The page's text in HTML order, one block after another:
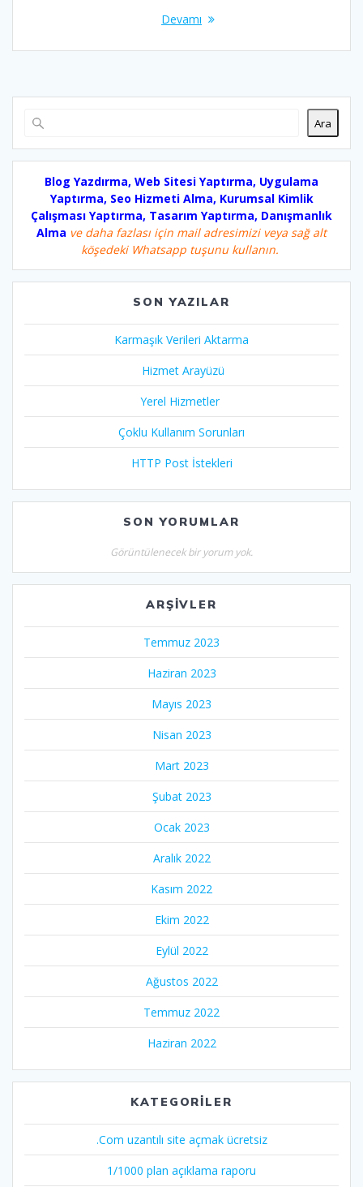
Devamı
Ara
Blog Yazdırma, Web Sitesi Yaptırma, Uygulama
Yaptırma, Seo Hizmeti Alma, Kurumsal Kimlik
Çalışması Yaptırma, Tasarım Yaptırma, Danışmanlık
Alma ve daha fazlası için mail adresimizi veya sağ alt
köşedeki Whatsapp tuşunu kullanın.
SON YAZILAR
Karmaşık Verileri Aktarma
Hizmet Arayüzü
Yerel Hizmetler
Çoklu Kullanım Sorunları
HTTP Post İstekleri
SON YORUMLAR
Görüntülenecek bir yorum yok.
ARŞIVLER
Temmuz 2023
Haziran 2023
Mayıs 2023
Nisan 2023
Mart 2023
Şubat 2023
Ocak 2023
Aralık 2022
Kasım 2022
Ekim 2022
Eylül 2022
Ağustos 2022
Temmuz 2022
Haziran 2022
KATEGORILER
.Com uzantılı site açmak ücretsiz
1/1000 plan açıklama raporu